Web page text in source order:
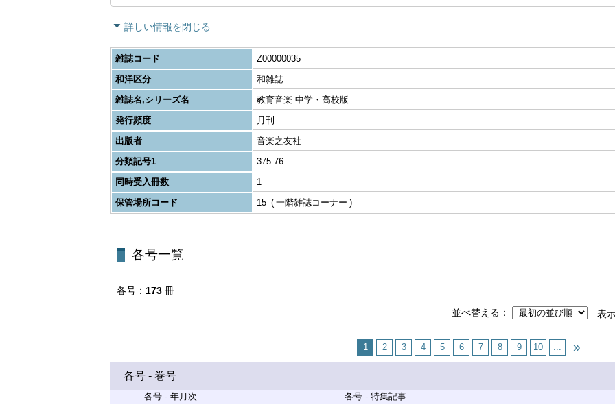
詳しい情報を閉じる
雑誌コード
Z00000035
和洋区分
和雑誌
雑誌名,シリーズ名
教育音楽 中学・高校版
発行頻度
月刊
出版者
音楽之友社
分類記号1
375.76
同時受入冊数
1
保管場所コード
15 一階雑誌コーナー
各号一覧
各号 173 冊
並べ替える
表
1 2 3 4 5 6 7 8 9 10 ...
各号 - 巻号
各号 - 年月次 各号 - 特集記事